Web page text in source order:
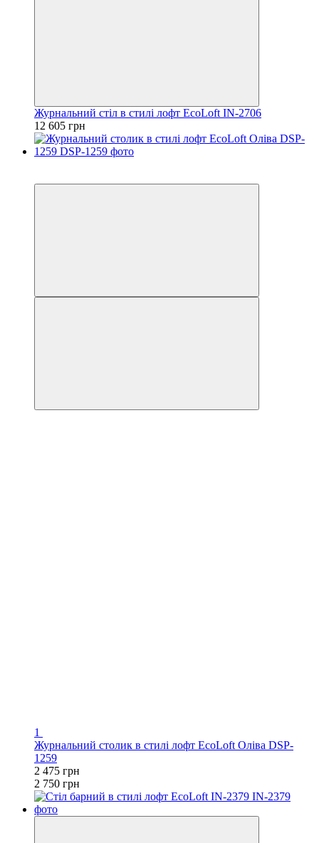
Журнальний стіл в стилі лофт EcoLoft IN-2706
12 605 грн
1
Журнальний столик в стилі лофт EcoLoft Оліва DSP-
1259
2 475 грн
2 750 грн